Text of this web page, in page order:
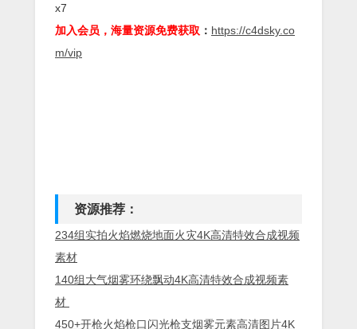
x7
加入会员，海量资源免费获取 ： https://c4dsky.co
m/vip
资源推荐：
234组实拍火焰燃烧地面火灾4K高清特效合成视频
素材
140组大气烟雾环绕飘动4K高清特效合成视频素
材
450+开枪火焰枪口闪光枪支烟雾元素高清图片4K